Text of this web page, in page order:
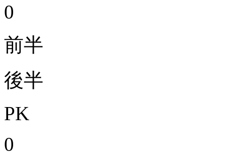
0
前半
後半
PK
0